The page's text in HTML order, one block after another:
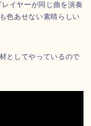
イヤーが同じ曲を演奏
色あせない素晴らしい
としてやっているので